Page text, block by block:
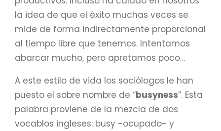
la idea de que el éxito muchas veces se
mide de forma indirectamente proporcional
al tiempo libre que tenemos. Intentamos
abarcar mucho, pero apretamos poco…
A este estilo de vida los sociólogos le han
puesto el sobre nombre de “busyness”. Esta
palabra proviene de la mezcla de dos
vocablos ingleses: busy -ocupado- y